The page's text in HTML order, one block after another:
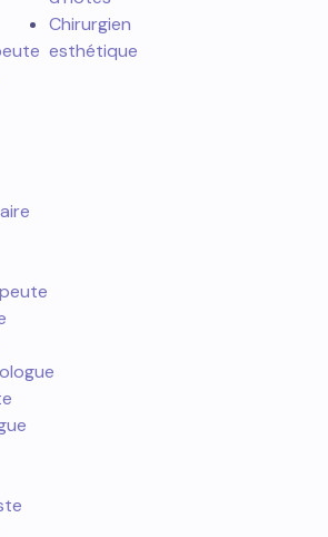
Chirurgien
esthétique